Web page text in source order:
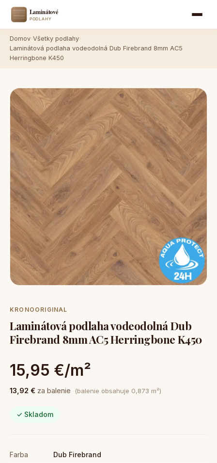
Domov Všetky podlahy
Laminátová podlaha vodeodolná Dub Firebrand 8mm AC5
Herringbone K450
KRONOORIGINAL
Laminátová podlaha vodeodolná Dub
Firebrand 8mm AC5 Herringbone K450
15,95 €/m²
13,92 € za balenie (balenie obsahuje 0,873 m²)
✓ Skladom
Farba Dub Firebrand